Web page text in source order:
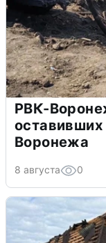
РВК-
Воронежа
8 августа 0